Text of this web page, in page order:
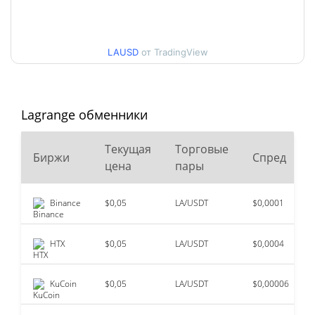
Мин. / макс цена за 90
$0,044485214 /
Мин. / макс цена за 52
недели
$0,052337188
Исторический макс.
июнь 5, 2025 (1 лет назад)
$1,72
96.91%
Исторический мин.
LAUSD от TradingView
Lagrange обменники
Биржи
Текущая
цена
Торговые
пары
Спред
Binance $0,05 LA/USDT $0,0001
HTX $0,05 LA/USDT $0,0004
KuCoin $0,05 LA/USDT $0,00006